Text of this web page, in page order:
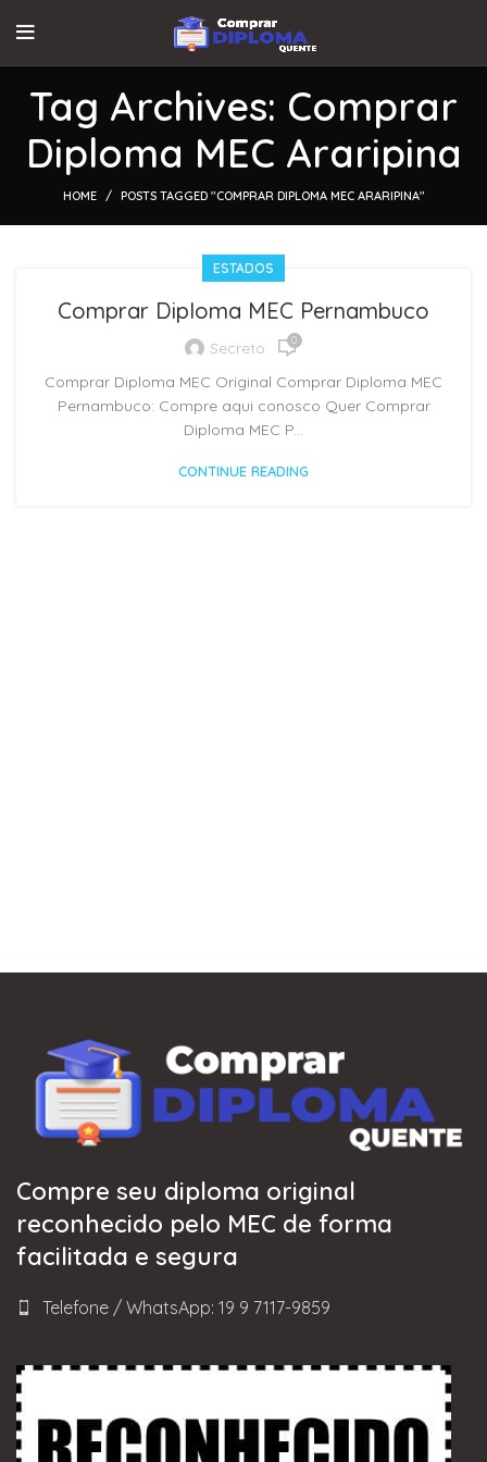
Tag Archives: Comprar
Diploma MEC Araripina
HOME POSTS TAGGED "COMPRAR DIPLOMA MEC ARARIPINA"
ESTADOS
Comprar Diploma MEC Pernambuco
Secreto 0
Comprar Diploma MEC Original Comprar Diploma MEC
Pernambuco: Compre aqui conosco Quer Comprar
Diploma MEC P...
CONTINUE READING
Compre seu diploma original
reconhecido pelo MEC de forma
facilitada e segura
Telefone / WhatsApp: 19 9 7117-9859